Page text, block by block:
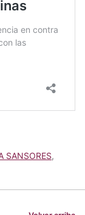
SANSORES,